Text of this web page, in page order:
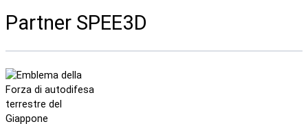
Partner SPEE3D